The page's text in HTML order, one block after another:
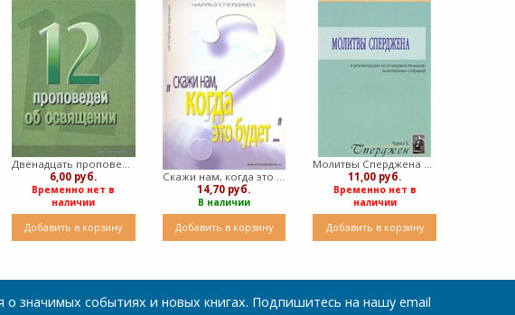
Двенадцать проповедей об освящении (Мягкий)
6,00 руб.
Временно нет в
наличии
Добавить в корзину
Скажи нам, когда это будет? (Мягкий)
14,70 руб.
В наличии
Добавить в корзину
Молитвы Сперджена и рекомендации к усовершенствованию молитвенных собраний (Мягкий)
11,00 руб.
Временно нет в
наличии
Добавить в корзину
значимых событиях и новых книгах. Подпишитесь на нашу email